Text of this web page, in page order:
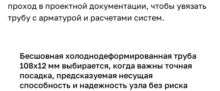
проход в проектной документации, чтобы увязать
трубу с арматурой и расчетами систем.
Бесшовная холоднодеформированная труба
108х12 мм выбирается, когда важны точная
посадка, предсказуемая несущая
способность и надежность узла без риска